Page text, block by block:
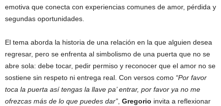
emotiva que conecta con experiencias comunes de amor, pérdida y
segundas oportunidades.
El tema aborda la historia de una relación en la que alguien desea
regresar, pero se enfrenta al simbolismo de una puerta que no se
abre sola: debe tocar, pedir permiso y reconocer que el amor no se
sostiene sin respeto ni entrega real. Con versos como “Por favor
toca la puerta así tengas la llave pa’ entrar, por favor ya no me
ofrezcas más de lo que puedes dar”, Gregorio invita a reflexionar